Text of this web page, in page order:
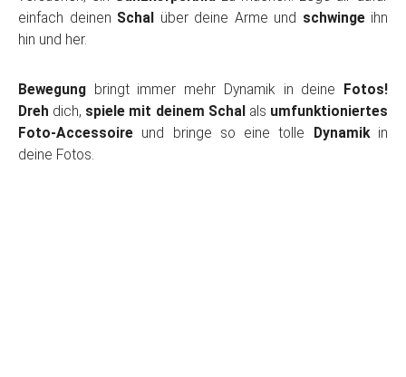
einfach deinen Schal über deine Arme und schwingeihn
hin und her.
Bewegung bringt immer mehr Dynamik in deine
Fotos!
Dreh dich, spiele mit deinem Schal als umfunktioniertes
Foto-Accessoire und bringe so eine tolle Dynamikin
deine Fotos.